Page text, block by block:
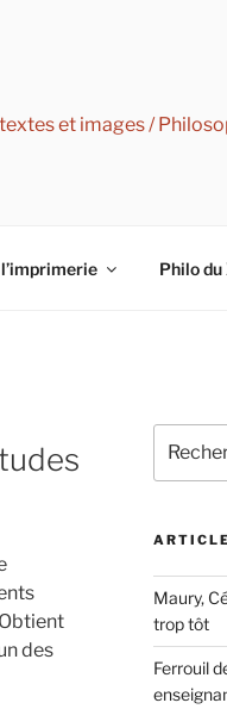
et images /
Philo du
des
pour
:
Maury,
trop tôt
Ferrouil